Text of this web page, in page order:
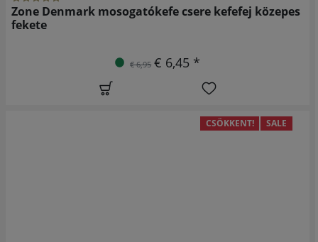
Zone Denmark mosogatókefe csere kefefej közepes
fekete
€ 6,95 € 6,45 *
CSÖKKENT! SALE